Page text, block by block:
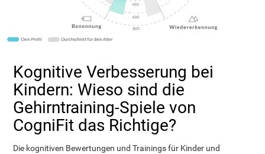
Kognitive Verbesserung bei
Kindern: Wieso sind die
Gehirntraining-Spiele von
CogniFit das Richtige?
Die kognitiven Bewertungen und Trainings für Kinder und